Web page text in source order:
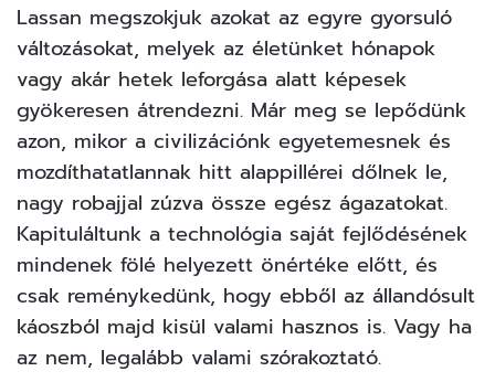
Lassan megszokjuk azokat az egyre gyorsuló
változásokat, melyek az életünket hónapok
vagy akár hetek leforgása alatt képesek
gyökeresen átrendezni. Már meg se lepődünk
azon, mikor a civilizációnk egyetemesnek és
mozdíthatatlannak hitt alappillérei dőlnek le,
nagy robajjal zúzva össze egész ágazatokat.
Kapituláltunk a technológia saját fejlődésének
mindenek fölé helyezett önértéke előtt, és
csak reménykedünk, hogy ebből az állandósult
káoszból majd kisül valami hasznos is. Vagy ha
az nem, legalább valami szórakoztató.